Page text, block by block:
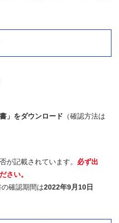
」をダウンロード （確認方法は
が記載されています。 必ず出
さい。
確認期間は2022年9月10日